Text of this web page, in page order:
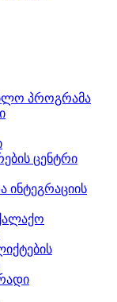
პროგრამა
ცენტრი
ინტეგრაციის